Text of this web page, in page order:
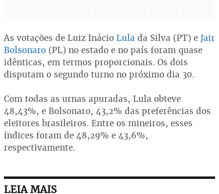
As votações de Luiz Inácio Lula da Silva (PT) e Jair
Bolsonaro (PL) no estado e no país foram quase
idênticas, em termos proporcionais. Os dois
disputam o segundo turno no próximo dia 30.
Com todas as urnas apuradas, Lula obteve
48,43%, e Bolsonaro, 43,2% das preferências dos
eleitores brasileiros. Entre os mineiros, esses
índices foram de 48,29% e 43,6%,
respectivamente.
LEIA MAIS